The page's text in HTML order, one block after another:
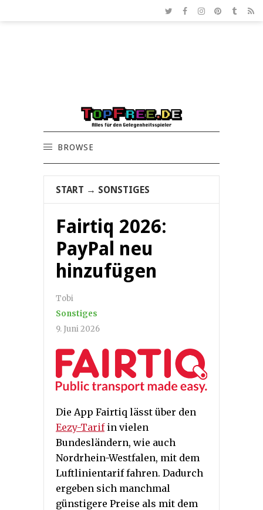
BROWSE
START → SONSTIGES
Fairtiq 2026:
PayPal neu
hinzufügen
Tobi
Sonstiges
9. Juni 2026
Die App Fairtiq lässt über den
Eezy-Tarifin vielen
Bundesländern, wie auch
Nordrhein-Westfalen, mit dem
Luftlinientarif fahren. Dadurch
ergeben sich manchmal
günstigere Preise als mit dem